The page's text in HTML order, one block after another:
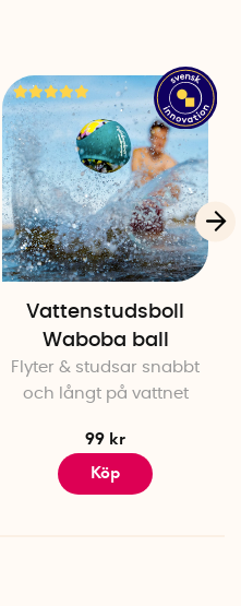
Vattenstudsboll
Waboba ball
Flyter & studsar snabbt
och långt på vattnet
99 kr
Köp